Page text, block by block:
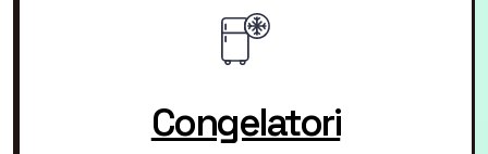
Congelatori